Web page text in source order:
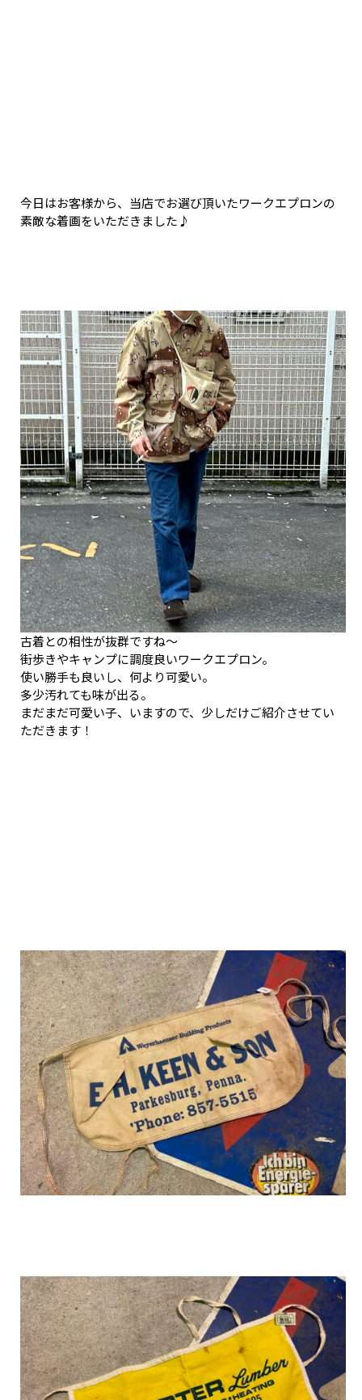
今日はお客様から、当店でお選び頂いたワークエプロンの
素敵な着画をいただきました♪
古着との相性が抜群ですね〜
街歩きやキャンプに調度良いワークエプロン。
使い勝手も良いし、何より可愛い。
多少汚れても味が出る。
まだまだ可愛い子、いますので、少しだけご紹介させてい
ただきます！